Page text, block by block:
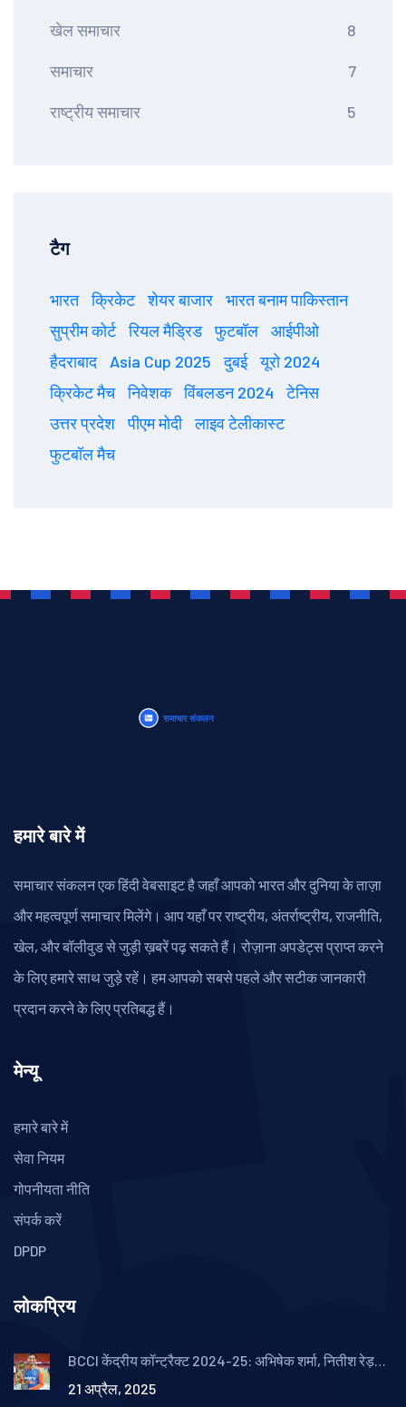
खेल समाचार 8
समाचार 7
राष्ट्रीय समाचार 5
टैग
भारत क्रिकेट शेयर बाजार
भारत बनाम पाकिस्तान
सुप्रीम कोर्ट
रियल मैड्रिड फुटबॉल
आईपीओ
हैदराबाद
Asia Cup 2025 दुबई
यूरो 2024
क्रिकेट मैच
निवेशक विंबलडन 2024
टेनिस
उत्तर प्रदेश
पीएम मोदी
लाइव टेलीकास्ट
फुटबॉल मैच
हमारे बारे में
समाचार संकलन एक हिंदी वेबसाइट है जहाँ आपको भारत और दुनिया के ताज़ा
और महत्वपूर्ण समाचार मिलेंगे। आप यहाँ पर राष्ट्रीय, अंतर्राष्ट्रीय, राजनीति,
खेल, और बॉलीवुड से जुड़ी ख़बरें पढ़ सकते हैं। रोज़ाना अपडेट्स प्राप्त करने
के लिए हमारे साथ जुड़े रहें। हम आपको सबसे पहले और सटीक जानकारी
प्रदान करने के लिए प्रतिबद्ध हैं।
मेन्यू
हमारे बारे में
सेवा नियम
गोपनीयता नीति
संपर्क करें
DPDP
लोकप्रिय
BCCI केंद्रीय कॉन्ट्रैक्ट 2024-25: अभिषेक शर्मा, नितीश रेड्डी
21 अप्रैल, 2025